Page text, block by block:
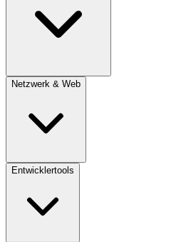
Netzwerk & Web
Entwicklertools